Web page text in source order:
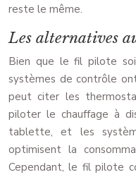
reste le même.
Les alternatives
Bien que le fil pilote
systèmes de contrôle
peut citer les
piloter le chauffage à
tablette, et les
optimisent la
Cependant, le fil pilote